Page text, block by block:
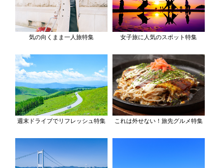
気の向くまま一人旅特集 女子旅に人気のスポット特集
週末ドライブでリフレッシュ特集 これは外せない！旅先グルメ特集